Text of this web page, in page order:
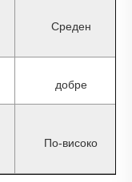
Среден
добре
По-високо